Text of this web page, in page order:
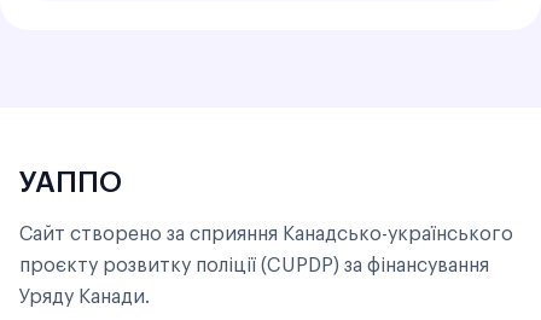
я
УАППО
Сайт створено за сприяння Канадсько-українського
проєкту розвитку поліції (CUPDP) за фінансування
Уряду Канади.